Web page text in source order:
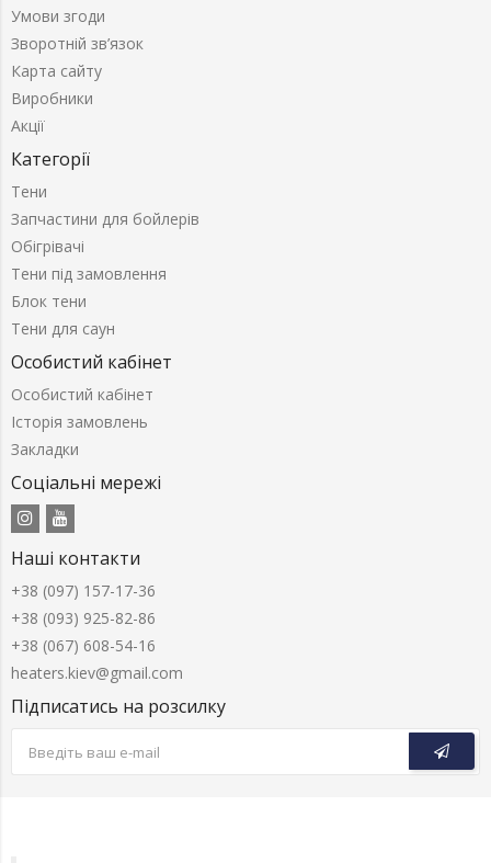
Умови згоди
Зворотній зв’язок
Карта сайту
Виробники
Акції
Категорії
Тени
Запчастини для бойлерів
Обігрівачі
Тени під замовлення
Блок тени
Тени для саун
Особистий кабінет
Особистий кабінет
Історія замовлень
Закладки
Соціальні мережі
Наші контакти
+38 (097) 157-17-36
+38 (093) 925-82-86
+38 (067) 608-54-16
heaters.kiev@gmail.com
Підписатись на розсилку